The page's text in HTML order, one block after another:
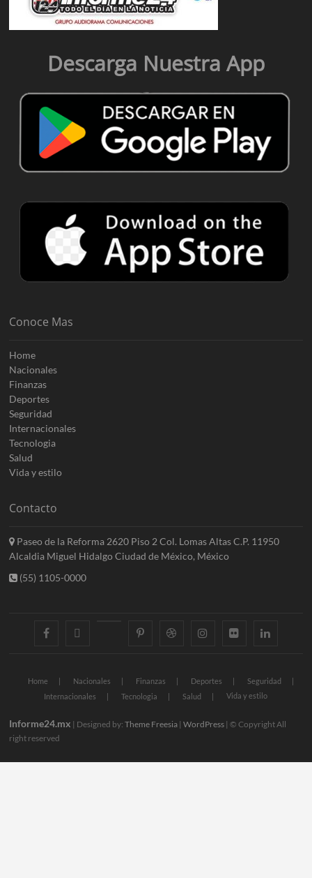
Descarga Nuestra App
Conoce Mas
Home
Nacionales
Finanzas
Deportes
Seguridad
Internacionales
Tecnologia
Salud
Vida y estilo
Contacto
Paseo de la Reforma 2620 Piso 2 Col. Lomas Altas C.P. 11950
Alcaldia Miguel Hidalgo Ciudad de México, México
(55) 1105-0000
facebook googlepluspinterestdribbble instagramflickr linkedin
Home Nacionales Finanzas Deportes
Seguridad
Internacionales
Tecnologia Salud Vida y estilo
Informe24.mx | Designed by:Theme Freesia |WordPress | © Copyright All
right reserved